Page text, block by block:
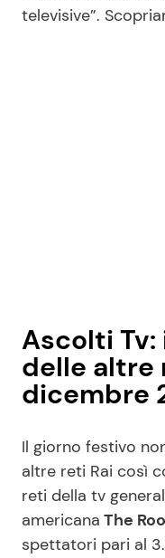
televisive”.
Ascolti
delle altre
dicembre
Il giorno festivo
altre reti Rai così
reti della tv
americana The
spettatori pari al